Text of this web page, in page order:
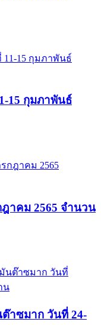
15 กุมภาพันธ์
ฎาคม 2565 จำนวน
าซมาก วันที่ 24-